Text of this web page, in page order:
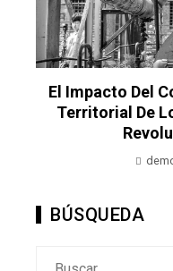
Decisiones
Bases Del
BÚSQUEDA